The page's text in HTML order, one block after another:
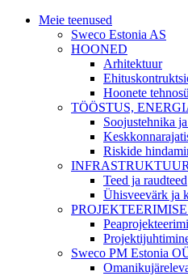
Meie teenused
Sweco Estonia AS
HOONED
Arhitektuur
Hoonete
TÖÖSTUS,
Soojustehnika
Riskide
INFRASTRUKTUUR
Teed ja raudteed
Ühisveevärk ja
Sweco PM Estonia